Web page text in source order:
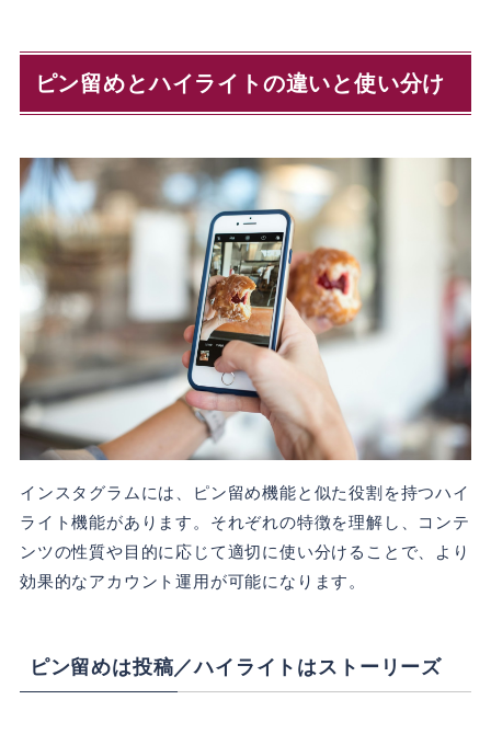
ピン留めとハイライトの違いと使い分け
インスタグラムには、ピン留め機能と似た役割を持つハイ
ライト機能があります。それぞれの特徴を理解し、コンテ
ンツの性質や目的に応じて適切に使い分けることで、より
効果的なアカウント運用が可能になります。
ピン留めは投稿／ハイライトはストーリーズ